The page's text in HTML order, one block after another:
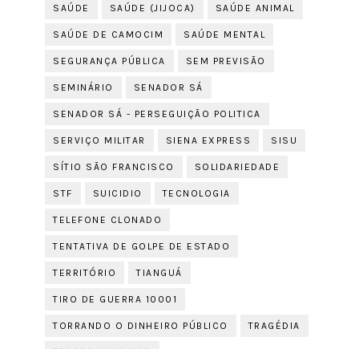
SAÚDE SAÚDE (JIJOCA) SAÚDE ANIMAL
SAÚDE DE CAMOCIM SAÚDE MENTAL
SEGURANÇA PÚBLICA SEM PREVISÃO
SEMINÁRIO SENADOR SÁ
SENADOR SÁ - PERSEGUIÇÃO POLITICA
SERVIÇO MILITAR SIENA EXPRESS SISU
SÍTIO SÃO FRANCISCO SOLIDARIEDADE
STF SUICIDIO TECNOLOGIA
TELEFONE CLONADO
TENTATIVA DE GOLPE DE ESTADO
TERRITÓRIO TIANGUÁ
TIRO DE GUERRA 10001
TORRANDO O DINHEIRO PÚBLICO TRAGÉDIA